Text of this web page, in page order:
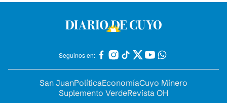
Seguinos en:
San JuanPolíticaEconomíaCuyo Minero
Suplemento VerdeRevista OH